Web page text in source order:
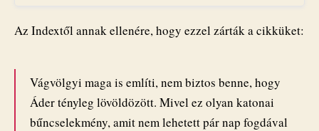
Az Indextől annak ellenére, hogy ezzel zárták a cikküket:
Vágvölgyi maga is említi, nem biztos benne, hogy
Áder tényleg lövöldözött. Mivel ez olyan katonai
bűncselekmény, amit nem lehetett pár nap fogdával